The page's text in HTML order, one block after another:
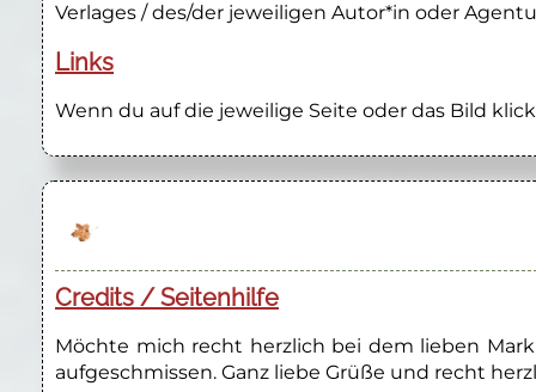
Verlages / des/der jeweiligen Autor*in oder
Links
Wenn du auf die jeweilige Seite oder das Bild
Credits / Seitenhilfe
Möchte mich recht herzlich bei dem lieben
aufgeschmissen. Ganz liebe Grüße und recht